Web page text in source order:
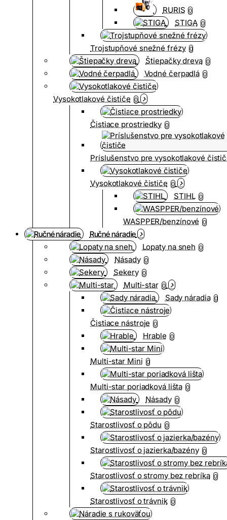
RURIS 0
STIGA 0
Trojstupňové snežné frézy 0
Štiepačky dreva 0
Vodné čerpadlá 0
Vysokotlakové čističe 0
Čistiace prostriedky 0
Príslušenstvo pre vysokotlakové
Vysokotlakové čističe 0
STIHL 0
WASPPER/benzínové 0
Ručné náradie
Lopaty na sneh 0
Násady 0
Sekery 0
Multi-star 0
Sady náradia 0
Čistiace nástroje 0
Hrable 0
Multi-star Mini 0
Multi-star poriadková lišta 0
Násady 0
Starostlivosť o pôdu 0
Starostlivosť o jazierka/bazény 0
Starostlivosť o stromy bez rebríka 0
Starostlivosť o trávnik 0